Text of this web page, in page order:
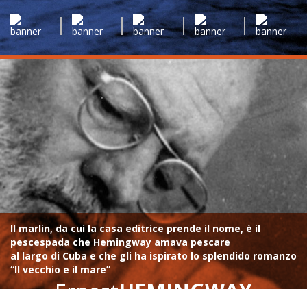
Il marlin, da cui la casa editrice prende il nome, è il
pescespada che Hemingway amava pescare
al largo di Cuba e che gli ha ispirato lo splendido romanzo
“Il vecchio e il mare”